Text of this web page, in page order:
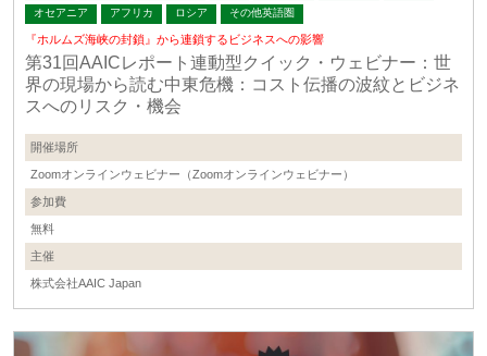
オセアニア
アフリカ ロシア その他英語圏
『ホルムズ海峡の封鎖』から連鎖するビジネスへの影響
第31回AAICレポート連動型クイック・ウェビナー：世
界の現場から読む中東危機：コスト伝播の波紋とビジネ
スへのリスク・機会
開催場所
Zoomオンラインウェビナー（Zoomオンラインウェビナー）
参加費
無料
主催
株式会社AAIC Japan